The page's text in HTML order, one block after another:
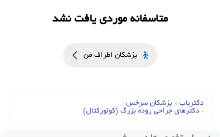
متاسفانه موردی یافت نشد
پزشکان اطراف من
دکتریاب › پزشکان سرخس
› دکترهای جراحي روده بزرگ (کولورکتال)